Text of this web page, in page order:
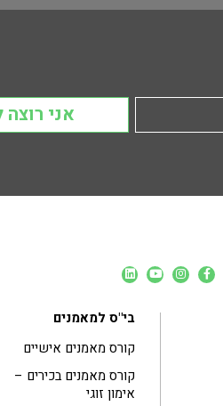
אני
בי"ס למאמנים
קורס מאמנים אישיים
קורס מאמנים בכירים –
אימון זוגי